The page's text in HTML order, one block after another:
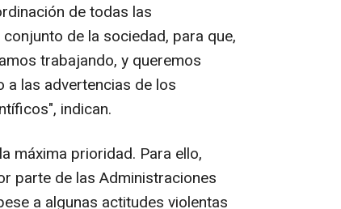
de todas las
de la sociedad, para que,
trabajando, y queremos
las advertencias de los
indican.
máxima prioridad. Para ello,
parte de las Administraciones
a algunas actitudes violentas